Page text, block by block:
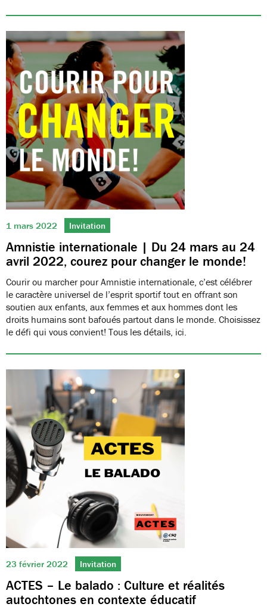
1 mars 2022 Invitation
Amnistie internationale | Du 24 mars au 24
avril 2022, courez pour changer le monde!
Courir ou marcher pour Amnistie internationale, c’est célébrer
le caractère universel de l’esprit sportif tout en offrant son
soutien aux enfants, aux femmes et aux hommes dont les
droits humains sont bafoués partout dans le monde. Choisissez
le défi qui vous convient! Tous les détails, ici.
23 février 2022 Invitation
ACTES – Le balado : Culture et réalités
autochtones en contexte éducatif